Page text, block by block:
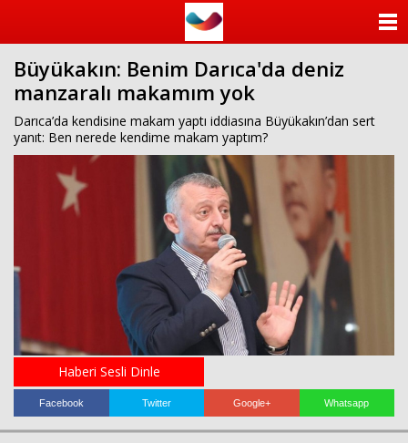
Büyükakın: Benim Darıca'da deniz
manzaralı makamım yok
Darıca’da kendisine makam yaptı iddiasına Büyükakın’dan sert
yanıt: Ben nerede kendime makam yaptım?
Haberi Sesli Dinle
Facebook Twitter Google+ Whatsapp
KATEGORİLER
ANKETLER
FOTO GALERİ
VİDEO GALERİ
KÜNYE
İLETİŞİM